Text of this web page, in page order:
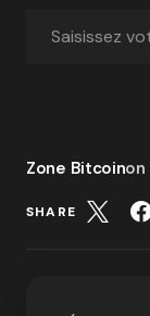
Zone Bitcoinon
SHARE